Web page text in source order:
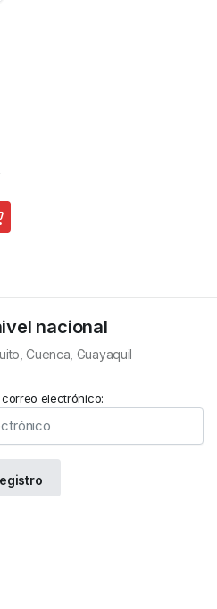
nacional
Cuenca, Guayaquil
electrónico: